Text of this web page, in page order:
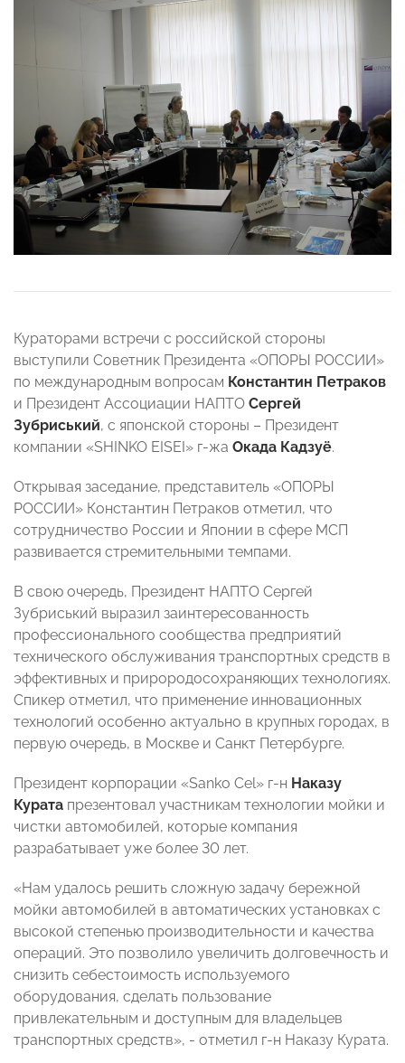
Кураторами встречи с российской стороны
выступили Советник Президента «ОПОРЫ РОССИИ»
по международным вопросам Константин Петраков
и Президент Ассоциации НАПТО Сергей
Зубриський, с японской стороны – Президент
компании «SHINKO EISEI» г-жа Окада Кадзуё.
Открывая заседание, представитель «ОПОРЫ
РОССИИ» Константин Петраков отметил, что
сотрудничество России и Японии в сфере МСП
развивается стремительными темпами.
В свою очередь, Президент НАПТО Сергей
Зубриський выразил заинтересованность
профессионального сообщества предприятий
технического обслуживания транспортных средств в
эффективных и прирородосохраняющих технологиях.
Спикер отметил, что применение инновационных
технологий особенно актуально в крупных городах, в
первую очередь, в Москве и Санкт Петербурге.
Президент корпорации «Sanko Cel» г-н Наказу
Курата презентовал участникам технологии мойки и
чистки автомобилей, которые компания
разрабатывает уже более 30 лет.
«Нам удалось решить сложную задачу бережной
мойки автомобилей в автоматических установках с
высокой степенью производительности и качества
операций. Это позволило увеличить долговечность и
снизить себестоимость используемого
оборудования, сделать пользование
привлекательным и доступным для владельцев
транспортных средств», - отметил г-н Наказу Курата.